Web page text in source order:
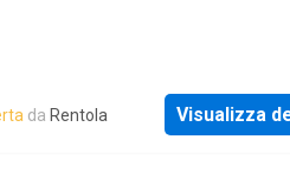
da Rentola Visualizza